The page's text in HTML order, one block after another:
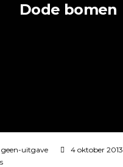
Dode bomen
geen-uitgave
4 oktober 2013